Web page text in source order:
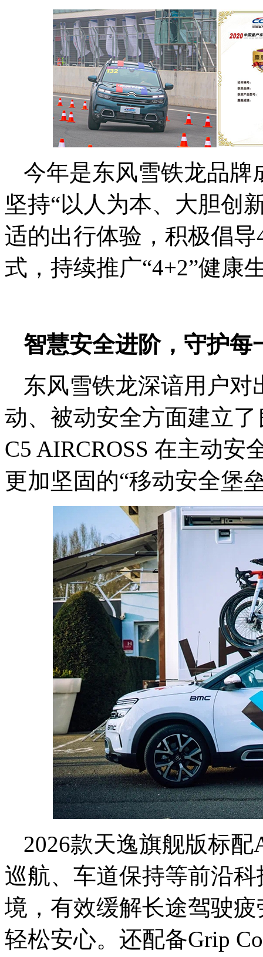
今年是东风雪铁龙品牌
坚持“以人为本、大胆创
适的出行体验，积极倡
式，持续推广“4+2”健康
智慧安全进阶，守护每
东风雪铁龙深谙用户
动、被动安全方面建立
C5 AIRCROSS 在主动
更加坚固的“移动安全堡
2026款天逸旗舰版标
巡航、车道保持等前沿
境，有效缓解长途驾驶
轻松安心。还配备Grip